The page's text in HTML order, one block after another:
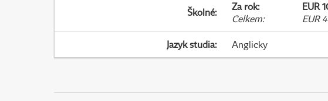
Školné: Za rok:
EUR
Celkem: EUR
Jazyk studia: Anglicky